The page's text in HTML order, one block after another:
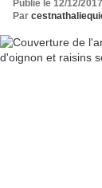
Publié le 12/12/
Par